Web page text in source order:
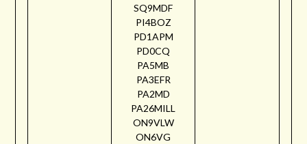
SQ9MDF
PI4BOZ
PD1APM
PD0CQ
PA5MB
PA3EFR
PA2MD
PA26MILL
ON9VLW
ON6VG